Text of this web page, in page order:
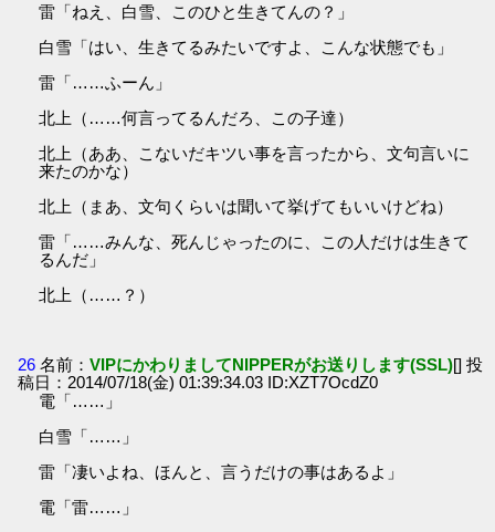
雷「ねえ、白雪、このひと生きてんの？」
白雪「はい、生きてるみたいですよ、こんな状態でも」
雷「……ふーん」
北上（……何言ってるんだろ、この子達）
北上（ああ、こないだキツい事を言ったから、文句言いに
来たのかな）
北上（まあ、文句くらいは聞いて挙げてもいいけどね）
雷「……みんな、死んじゃったのに、この人だけは生きて
るんだ」
北上（……？）
26 名前：VIPにかわりましてNIPPERがお送りします(SSL)[] 投
稿日：2014/07/18(金) 01:39:34.03 ID:XZT7OcdZ0
電「……」
白雪「……」
雷「凄いよね、ほんと、言うだけの事はあるよ」
電「雷……」